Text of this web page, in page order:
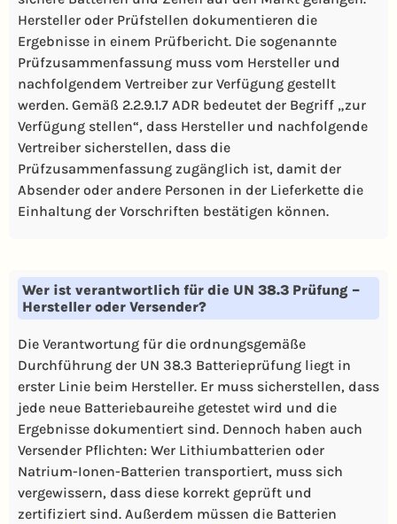
Hersteller oder Prüfstellen dokumentieren die
Ergebnisse in einem Prüfbericht. Die sogenannte
Prüfzusammenfassung muss vom Hersteller und
nachfolgendem Vertreiber zur Verfügung gestellt
werden. Gemäß 2.2.9.1.7 ADR bedeutet der Begriff „zur
Verfügung stellen“, dass Hersteller und nachfolgende
Vertreiber sicherstellen, dass die
Prüfzusammenfassung zugänglich ist, damit der
Absender oder andere Personen in der Lieferkette die
Einhaltung der Vorschriften bestätigen können.
Wer ist verantwortlich für die UN 38.3 Prüfung –
Hersteller oder Versender?
Die Verantwortung für die ordnungsgemäße
Durchführung der UN 38.3 Batterieprüfung liegt in
erster Linie beim Hersteller. Er muss sicherstellen, dass
jede neue Batteriebaureihe getestet wird und die
Ergebnisse dokumentiert sind. Dennoch haben auch
Versender Pflichten: Wer Lithiumbatterien oder
Natrium-Ionen-Batterien transportiert, muss sich
vergewissern, dass diese korrekt geprüft und
zertifiziert sind. Außerdem müssen die Batterien